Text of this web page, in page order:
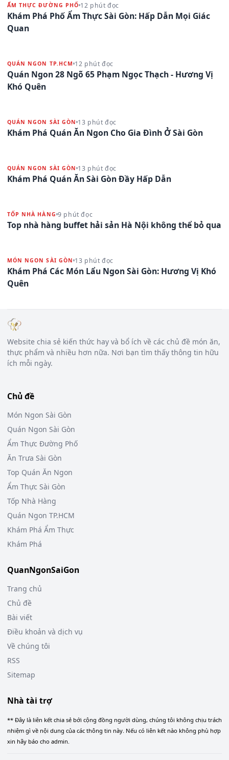
ẨM THỰC ĐƯỜNG PHỐ 12 phút đọc
Khám Phá Phố Ẩm Thực Sài Gòn: Hấp Dẫn Mọi Giác
Quan
QUÁN NGON TP.HCM 12 phút đọc
Quán Ngon 28 Ngõ 65 Phạm Ngọc Thạch - Hương Vị
Khó Quên
QUÁN NGON SÀI GÒN 13 phút đọc
Khám Phá Quán Ăn Ngon Cho Gia Đình Ở Sài Gòn
QUÁN NGON SÀI GÒN 13 phút đọc
Khám Phá Quán Ăn Sài Gòn Đầy Hấp Dẫn
TỐP NHÀ HÀNG 9 phút đọc
Top nhà hàng buffet hải sản Hà Nội không thể bỏ qua
MÓN NGON SÀI GÒN 13 phút đọc
Khám Phá Các Món Lẩu Ngon Sài Gòn: Hương Vị Khó
Quên
Website chia sẻ kiến thức hay và bổ ích về các chủ đề món ăn,
thực phẩm và nhiều hơn nữa. Nơi bạn tìm thấy thông tin hữu
ích mỗi ngày.
Chủ đề
Món Ngon Sài Gòn
Quán Ngon Sài Gòn
Ẩm Thực Đường Phố
Ăn Trưa Sài Gòn
Top Quán Ăn Ngon
Ẩm Thực Sài Gòn
Tốp Nhà Hàng
Quán Ngon TP.HCM
Khám Phá Ẩm Thực
Khám Phá
QuanNgonSaiGon
Trang chủ
Chủ đề
Bài viết
Điều khoản và dịch vụ
Về chúng tôi
RSS
Sitemap
Nhà tài trợ
** Đây là liên kết chia sẻ bới cộng đồng người dùng, chúng tôi không chịu trách
nhiệm gì về nội dung của các thông tin này. Nếu có liên kết nào không phù hợp
xin hãy báo cho admin.